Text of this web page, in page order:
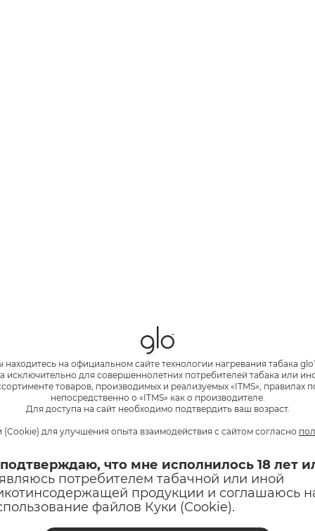
находитесь на официальном сайте технологии нагревания табака
исключительно для совершеннолетних потребителей табака или
товаров, производимых и реализуемых «ITMS», правилах
непосредственно о «ITMS» как о производителе.
Для доступа на сайт необходимо подтвердить ваш возраст.
для улучшения опыта взаимодействия с сайтом согласно
что мне исполнилось 18 лет
потребителем табачной или иной
продукции и соглашаюсь
файлов Куки (Cookie).